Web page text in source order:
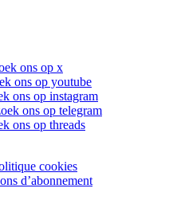
ons op x
ons op youtube
ons op instagram
ons op telegram
ons op threads
cookies
d’abonnement